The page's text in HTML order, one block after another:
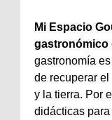
Mi Espacio
gastronómico
gastronomía
de recuperar
y la tierra. Por
didácticas